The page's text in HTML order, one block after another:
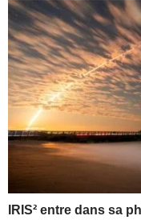
IRIS² entre dans sa